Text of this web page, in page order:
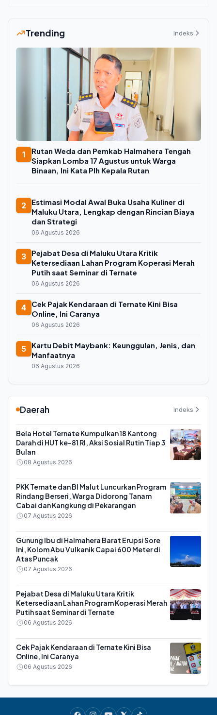
Trending Indeks
1
Rutan Weda dan Pemkab Halmahera Tengah
Siapkan Lomba 17 Agustus untuk Warga
Binaan, Ini Kata Plh Kepala Rutan
2
Estimasi Modal Awal Buka Usaha Kuliner di
Maluku Utara, Lengkap dengan Rincian Biaya
dan Strategi
06 Agustus 2026
3
Pejabat Desa di Maluku Utara Kritik
Ketersediaan Lahan Program Koperasi Merah
Putih saat Seminar di Ternate
06 Agustus 2026
4
Cek Pajak Kendaraan di Ternate Kini Bisa
Online, Ini Caranya
06 Agustus 2026
5
Kartu Debit Maybank: Keunggulan, Jenis, dan
Manfaatnya
06 Agustus 2026
Daerah Indeks
Bela Hotel Ternate Kumpulkan 18 Kantong
Darah di HUT ke-81 RI, Aksi Sosial Rutin Tiap 3
Bulan
08 Agustus 2026
PKK Ternate dan BI Malut Luncurkan Program
Rindang Berseri, Warga Didorong Tanam
Cabai dan Kangkung di Pekarangan
07 Agustus 2026
Gunung Ibu di Halmahera Barat Erupsi Sore
Ini, Kolom Abu Vulkanik Capai 600 Meter di
Atas Puncak
07 Agustus 2026
Pejabat Desa di Maluku Utara Kritik
Ketersediaan Lahan Program Koperasi Merah
Putih saat Seminar di Ternate
06 Agustus 2026
Cek Pajak Kendaraan di Ternate Kini Bisa
Online, Ini Caranya
06 Agustus 2026